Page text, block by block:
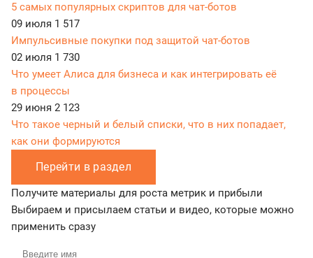
5 самых популярных скриптов для чат-ботов
09 июля 1 517
Импульсивные покупки под защитой чат-ботов
02 июля 1 730
Что умеет Алиса для бизнеса и как интегрировать её
в процессы
29 июня 2 123
Что такое черный и белый списки, что в них попадает,
как они формируются
Перейти в раздел
Получите материалы для роста метрик и прибыли
Выбираем и присылаем статьи и видео, которые можно
применить сразу